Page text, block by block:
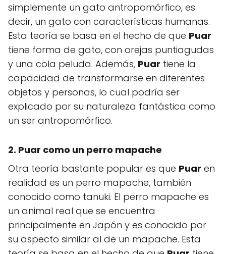
simplemente un gato antropomórfico, es
decir, un gato con características humanas.
Esta teoría se basa en el hecho de que Puar
tiene forma de gato, con orejas puntiagudas
y una cola peluda. Además, Puar tiene la
capacidad de transformarse en diferentes
objetos y personas, lo cual podría ser
explicado por su naturaleza fantástica como
un ser antropomórfico.
2. Puar como un perro mapache
Otra teoría bastante popular es que Puar en
realidad es un perro mapache, también
conocido como tanuki. El perro mapache es
un animal real que se encuentra
principalmente en Japón y es conocido por
su aspecto similar al de un mapache. Esta